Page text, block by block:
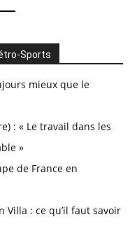
Sports
mieux que le
: « Le travail dans les
»
de France en
Villa : ce qu’il faut savoir